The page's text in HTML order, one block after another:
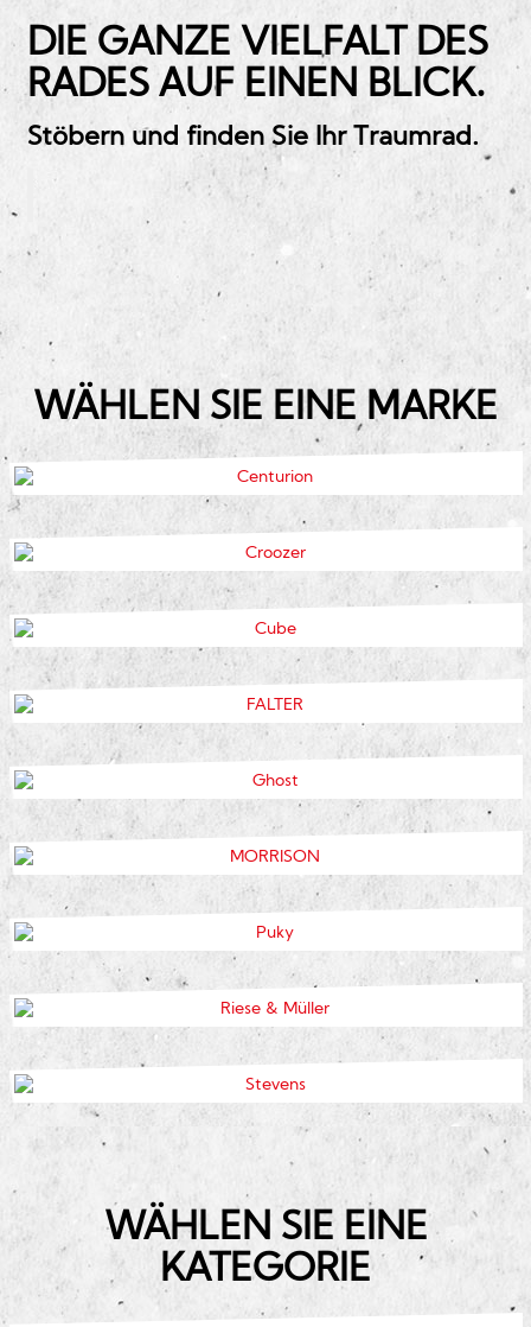
DIE GANZE VIELFALT DES
RADES AUF EINEN BLICK.
Stöbern und finden Sie Ihr Traumrad.
WÄHLEN SIE EINE MARKE
WÄHLEN SIE EINE
KATEGORIE